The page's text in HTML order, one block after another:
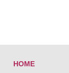
HOME